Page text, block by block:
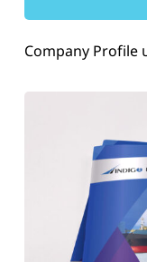
Company Profile